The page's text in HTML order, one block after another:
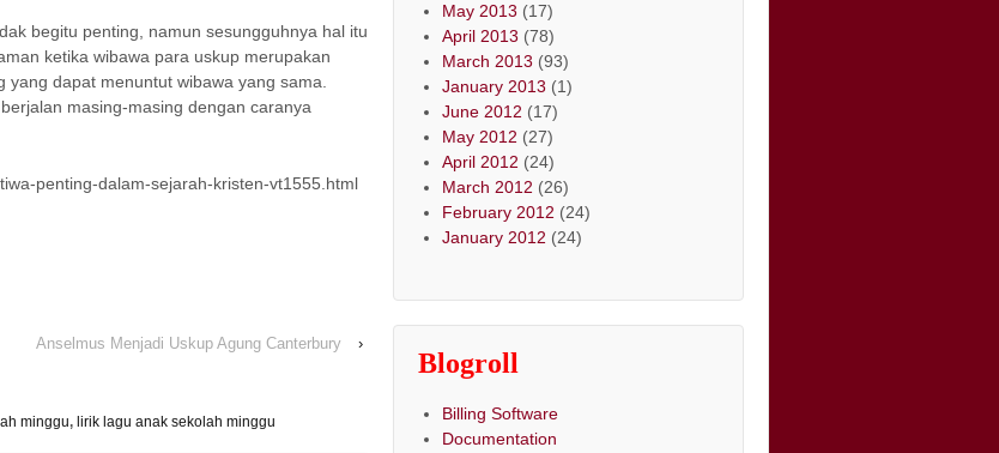
begitu penting, namun sesungguhnya hal itu
ketika wibawa para uskup merupakan
dapat menuntut wibawa yang sama.
masing-masing dengan caranya
penting-dalam-sejarah-kristen-vt1555.html
Anselmus Menjadi Uskup Agung Canterbury ›
minggu, lirik lagu anak sekolah minggu
May 2013 (17)
April 2013 (78)
March 2013 (93)
January 2013 (1)
June 2012 (17)
May 2012 (27)
April 2012 (24)
March 2012 (26)
February 2012 (24)
January 2012 (24)
Blogroll
Billing Software
Documentation